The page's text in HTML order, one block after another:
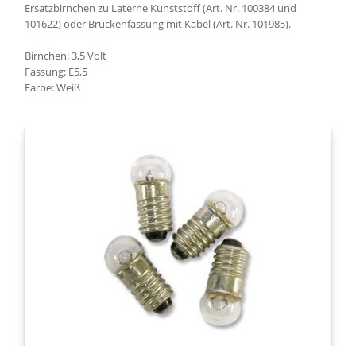
Ersatzbirnchen zu Laterne Kunststoff (Art. Nr. 100384 und
101622) oder Brückenfassung mit Kabel (Art. Nr. 101985).
Birnchen: 3,5 Volt
Fassung: E5,5
Farbe: Weiß